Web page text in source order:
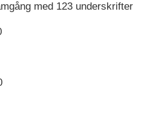
med 123 underskrifter